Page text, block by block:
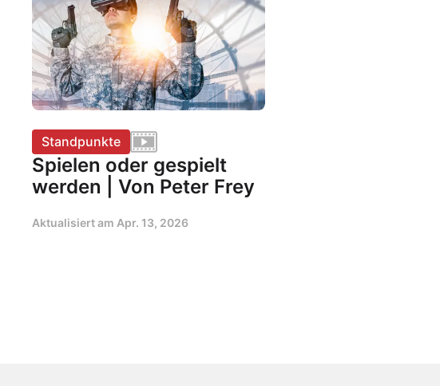
Standpunkte
Spielen oder gespielt
werden | Von Peter Frey
Aktualisiert am Apr. 13, 2026